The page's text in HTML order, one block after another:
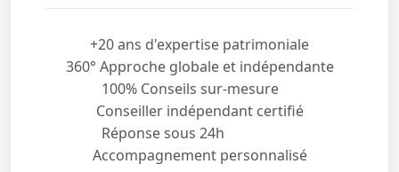
+20 ans d'expertise patrimoniale
360° Approche globale et indépendante
100% Conseils sur-mesure
Conseiller indépendant certifié
Réponse sous 24h
Accompagnement personnalisé